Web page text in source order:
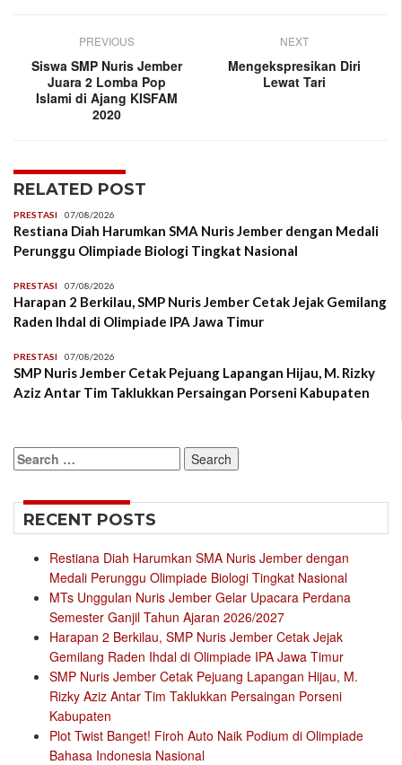
PREVIOUS
Siswa SMP Nuris Jember
Juara 2 Lomba Pop
Islami di Ajang KISFAM
2020
NEXT
Mengekspresikan Diri
Lewat Tari
RELATED POST
PRESTASI 07/08/2026
Restiana Diah Harumkan SMA Nuris Jember dengan Medali
Perunggu Olimpiade Biologi Tingkat Nasional
PRESTASI 07/08/2026
Harapan 2 Berkilau, SMP Nuris Jember Cetak Jejak Gemilang
Raden Ihdal di Olimpiade IPA Jawa Timur
PRESTASI 07/08/2026
SMP Nuris Jember Cetak Pejuang Lapangan Hijau, M. Rizky
Aziz Antar Tim Taklukkan Persaingan Porseni Kabupaten
Search
for:
RECENT POSTS
Restiana Diah Harumkan SMA Nuris Jember dengan
Medali Perunggu Olimpiade Biologi Tingkat Nasional
MTs Unggulan Nuris Jember Gelar Upacara Perdana
Semester Ganjil Tahun Ajaran 2026/2027
Harapan 2 Berkilau, SMP Nuris Jember Cetak Jejak
Gemilang Raden Ihdal di Olimpiade IPA Jawa Timur
SMP Nuris Jember Cetak Pejuang Lapangan Hijau, M.
Rizky Aziz Antar Tim Taklukkan Persaingan Porseni
Kabupaten
Plot Twist Banget! Firoh Auto Naik Podium di Olimpiade
Bahasa Indonesia Nasional